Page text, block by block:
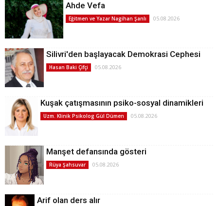
Ahde Vefa
Eğitmen ve Yazar Nagihan Şanlı 05.08.2026
Silivri'den başlayacak Demokrasi Cephesi
Hasan Baki Çifçi 05.08.2026
Kuşak çatışmasının psiko-sosyal dinamikleri
Uzm. Klinik Psikolog Gül Dümen 05.08.2026
Manşet defansında gösteri
Rüya Şahsuvar 05.08.2026
Arif olan ders alır